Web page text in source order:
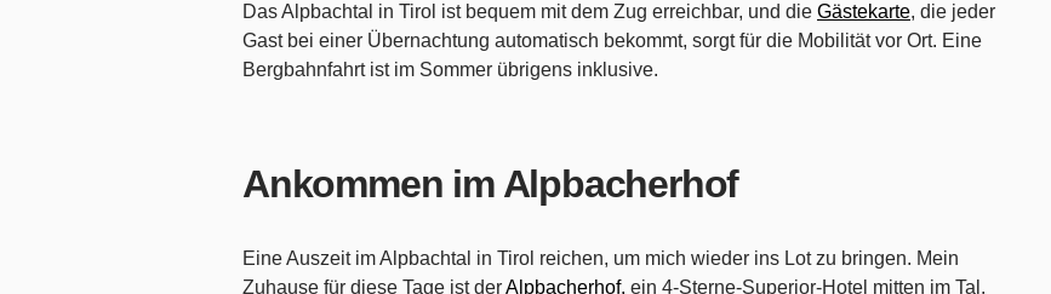
Das Alpbachtal in Tirol ist bequem mit dem Zug erreichbar, und die Gästekarte, die jeder
Gast bei einer Übernachtung automatisch bekommt, sorgt für die Mobilität vor Ort. Eine
Bergbahnfahrt ist im Sommer übrigens inklusive.
Ankommen im Alpbacherhof
Eine Auszeit im Alpbachtal in Tirol reichen, um mich wieder ins Lot zu bringen. Mein
Zuhause für diese Tage ist derAlpbacherhof, ein 4-Sterne-Superior-Hotel mitten im Tal.